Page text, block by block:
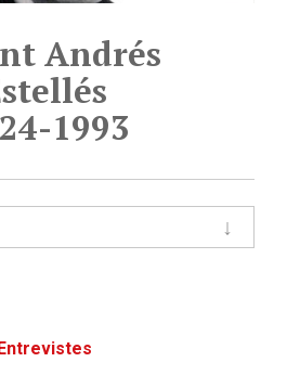
Andrés
1993